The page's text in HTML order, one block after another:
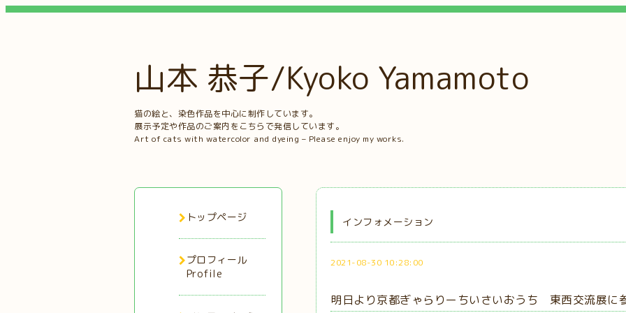
山本 恭子/Kyoko Yamamoto
猫の絵と、染色作品を中心に制作しています。
展示予定や作品のご案内をこちらで発信しています。
Art of cats with watercolor and dyeing – Please enjoy my works.
インフォメーション
2021-08-30 10:28:00
明日より京都ぎゃらりーちいさいおうち 東西交流展に
トップページ
プロフィール
Profile